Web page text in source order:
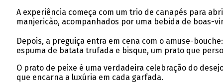
A experiência começa com um trio de canapés para
manjericão, acompanhados por uma bebida de boas-
Depois, a preguiça entra em cena com o amuse-
espuma de batata trufada e bisque, um prato que
O prato de peixe é uma verdadeira celebração do
que encarna a luxúria em cada garfada.